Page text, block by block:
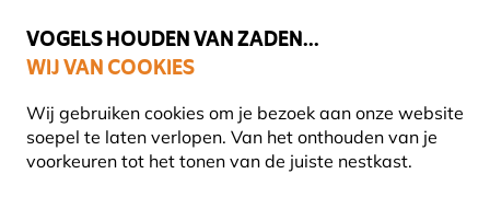
VOGELS HOUDEN VAN ZADEN...
WIJ VAN COOKIES
Wij gebruiken cookies om je bezoek aan onze website
soepel te laten verlopen. Van het onthouden van je
voorkeuren tot het tonen van de juiste nestkast.
Gratis thuisbezorgd vanaf €49